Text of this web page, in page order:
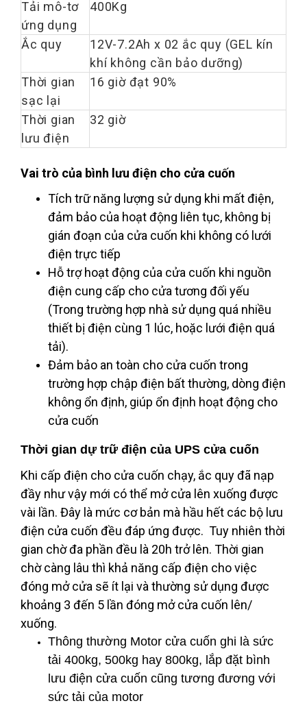
Tải mô-tơ
ứng dụng
400Kg
Ắc quy
12V-7.2Ah x 02 ắc quy (GEL kín
khí không cần bảo dưỡng)
Thời gian
sạc lại
16 giờ đạt 90%
Thời gian
lưu điện
32 giờ
Vai trò của bình lưu điện cho cửa cuốn
Tích trữ năng lượng sử dụng khi mất điện,
đảm bảo của hoạt động liên tục, không bị
gián đoạn của cửa cuốn khi không có lưới
điện trực tiếp
Hỗ trợ hoạt động của cửa cuốn khi nguồn
điện cung cấp cho cửa tương đối yếu
(Trong trường hợp nhà sử dụng quá nhiều
thiết bị điện cùng 1 lúc, hoặc lưới điện quá
tải).
Đảm bảo an toàn cho cửa cuốn trong
trường hợp chập điện bất thường, dòng điện
không ổn định, giúp ổn định hoạt động cho
cửa cuốn
Thời gian dự trữ điện của UPS cửa cuốn
Khi cấp điện cho cửa cuốn chạy, ắc quy đã nạp
đầy như vậy mới có thể mở cửa lên xuống được
vài lần. Đây là mức cơ bản mà hầu hết các bộ lưu
điện cửa cuốn đều đáp ứng được. Tuy nhiên thời
gian chờ đa phần đều là 20h trở lên. Thời gian
chờ càng lâu thì khả năng cấp điện cho việc
đóng mở cửa sẽ ít lại và thường sử dụng được
khoảng 3 đến 5 lần đóng mở cửa cuốn lên/
xuống.
Thông thường Motor cửa cuốn ghi là sức
tải 400kg, 500kg hay 800kg, lắp đặt bình
lưu điện cửa cuốn cũng tương đương với
sức tải của motor